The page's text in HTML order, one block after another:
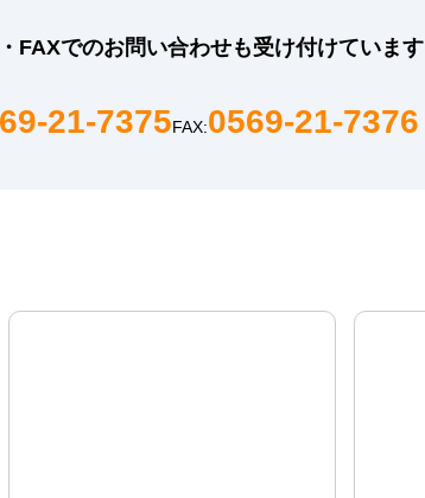
FAXでのお問い合わせも受け付けています
21-7375FAX:0569-21-7376